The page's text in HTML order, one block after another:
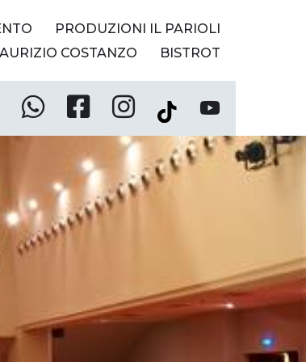
PRODUZIONI IL PARIOLI
COSTANZO BISTROT
WhatsappFacebookInstagram
Tik
Tok
YouTube